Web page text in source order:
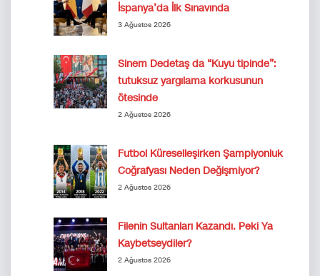
İspanya’da İlk Sınavında
3 Ağustos 2026
Sinem Dedetaş da “Kuyu tipinde”:
tutuksuz yargılama korkusunun
ötesinde
2 Ağustos 2026
Futbol Küreselleşirken Şampiyonluk
Coğrafyası Neden Değişmiyor?
2 Ağustos 2026
Filenin Sultanları Kazandı. Peki Ya
Kaybetseydiler?
2 Ağustos 2026